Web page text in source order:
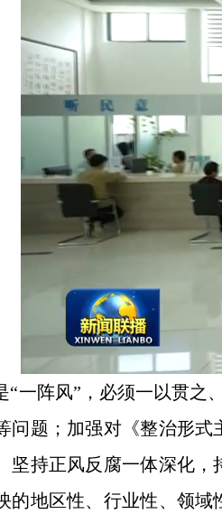
“一阵风”，必须一以贯之
问题；加强对《整治形
坚持正风反腐一体深化
的地区性、行业性、领